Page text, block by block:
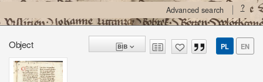
Advanced search ?
Object PL EN